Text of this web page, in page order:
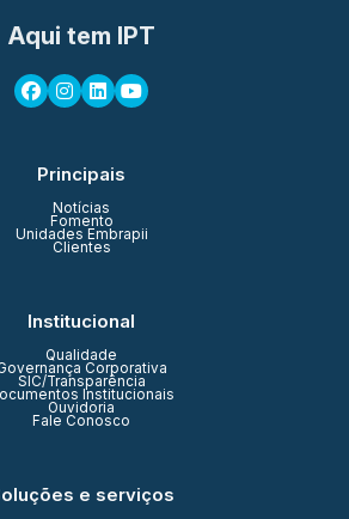
Aqui tem IPT
Principais
Notícias
Fomento
Unidades Embrapii
Clientes
Institucional
Qualidade
Corporativa
SIC/Transparência
Institucionais
Ouvidoria
Fale Conosco
e serviços